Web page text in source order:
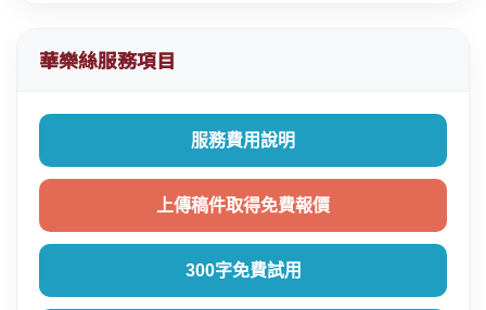
華樂絲服務項目
服務費用說明
上傳稿件取得免費報價
300字免費試用